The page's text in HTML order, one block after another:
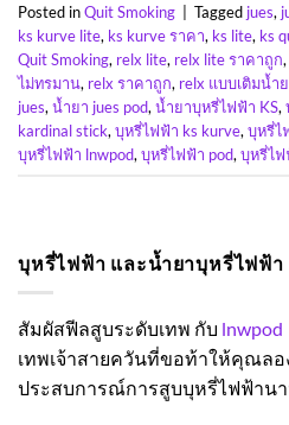
Posted inQuit Smoking | Tagged jues,
ks kurve lite, ks kurve ราคา, ks lite, ks
Quit Smoking, relx lite, relx lite ราคาถูก,
ไม่ทรมาน, relx ราคาถูก, relx แบบเติมน้ำ
jues, น้ำยา jues pod, น้ำยาบุหรี่ไฟฟ้า KS,
kardinal stick, บุหรี่ไฟฟ้า ks kurve, บุหรี่ไ
บุหรี่ไฟฟ้า lnwpod, บุหรี่ไฟฟ้า pod, บุหรี่ไฟ
บุหรี่ไฟฟ้า และน้ำยาบุหรี่ไฟฟ้า
สัมผัสฟีลสูบระดับเทพ กับ lnwpod
เทพเจ้าสายควันที่ขอท้าให้คุณลอ
ประสบการณ์การสูบบุหรี่ไฟฟ้าน